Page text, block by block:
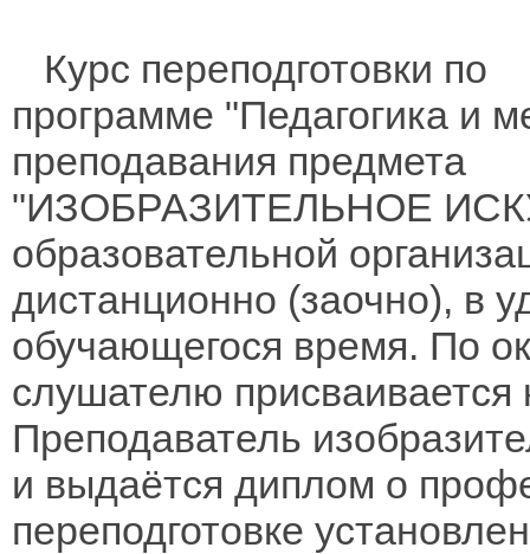
Курс переподготовки по
программе "Педагогика и
преподавания предмета
"ИЗОБРАЗИТЕЛЬНОЕ
образовательной
дистанционно (заочно), в
обучающегося время. По
слушателю присваивается
Преподаватель
и выдаётся диплом о
переподготовке